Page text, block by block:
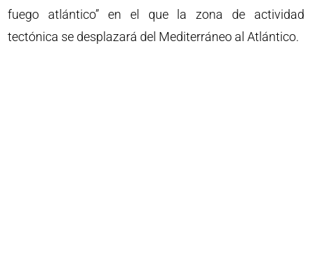
fuego atlántico” en el que la zona de actividad
tectónica se desplazará del Mediterráneo al Atlántico.